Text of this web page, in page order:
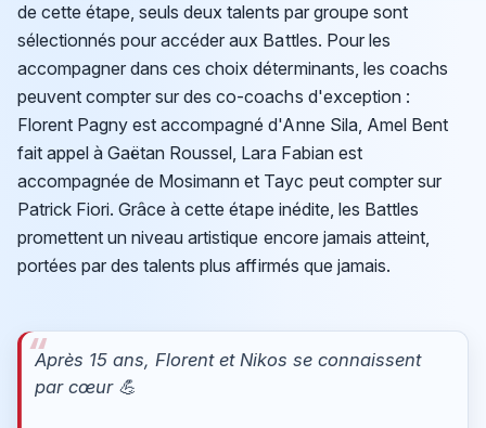
de cette étape, seuls deux talents par groupe sont
sélectionnés pour accéder aux Battles. Pour les
accompagner dans ces choix déterminants, les coachs
peuvent compter sur des co-coachs d'exception :
Florent Pagny est accompagné d'Anne Sila, Amel Bent
fait appel à Gaëtan Roussel, Lara Fabian est
accompagnée de Mosimann et Tayc peut compter sur
Patrick Fiori. Grâce à cette étape inédite, les Battles
promettent un niveau artistique encore jamais atteint,
portées par des talents plus affirmés que jamais.
Après 15 ans, Florent et Nikos se connaissent
par cœur 💪